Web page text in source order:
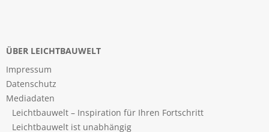
ÜBER LEICHTBAUWELT
Impressum
Datenschutz
Mediadaten
Leichtbauwelt – Inspiration für Ihren Fortschritt
Leichtbauwelt ist unabhängig